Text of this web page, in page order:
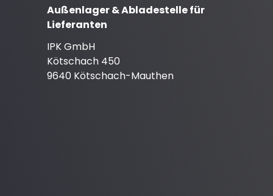
Außenlager & Abladestelle für
Lieferanten
IPK GmbH
Kötschach 450
9640 Kötschach-Mauthen